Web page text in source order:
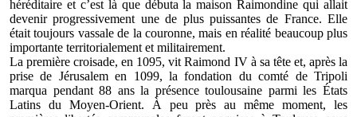
héréditaire et c’est là que débuta la maison Raimondine qui allait
devenir progressivement une de plus puissantes de France. Elle
était toujours vassale de la couronne, mais en réalité beaucoup plus
importante territorialement et militairement.
La première croisade, en 1095, vit Raimond IV à sa tête et, après la
prise de Jérusalem en 1099, la fondation du comté de Tripoli
marqua pendant 88 ans la présence toulousaine parmi les États
Latins du Moyen-Orient. À peu près au même moment, les